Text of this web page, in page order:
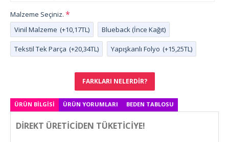
FARKLARI NELERDIR?
Malzeme Seçiniz.
Vinil Malzeme (+10,17TL) Blueback (İnce Kağıt)
Tekstil Tek Parça (+20,34TL) Yapışkanlı Folyo (+15,25TL)
ÜRÜN BILGISI ÜRÜN YORUMLARI BEDEN TABLOSU
DİREKT ÜRETİCİDEN TÜKETİCİYE!